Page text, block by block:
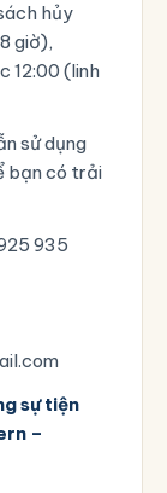
hủy
giờ),
12:00 (linh
sử dụng
bạn có trải
935
sự tiện
–